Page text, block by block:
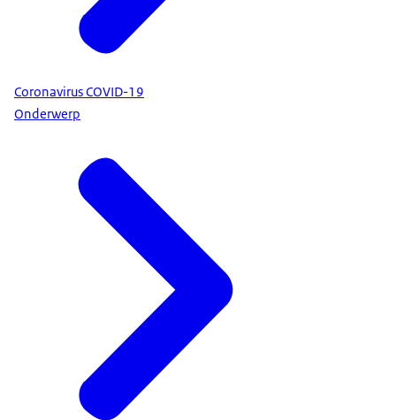
Coronavirus COVID-19
Onderwerp